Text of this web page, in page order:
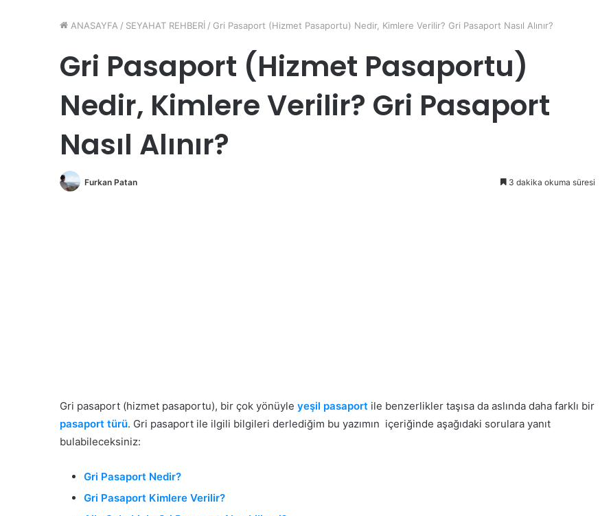
ANASAYFA / SEYAHAT REHBERİ / Gri Pasaport (Hizmet Pasaportu) Nedir, Kimlere Verilir? Gri Pasaport Nasıl Alınır?
Gri Pasaport (Hizmet Pasaportu)
Nedir, Kimlere Verilir? Gri Pasaport
Nasıl Alınır?
Furkan Patan 3 dakika okuma süresi
Gri pasaport (hizmet pasaportu), bir çok yönüyle yeşil pasaport ile benzerlikler taşısa da aslında daha farklı bir
pasaport türü. Gri pasaport ile ilgili bilgileri derlediğim bu yazımın içeriğinde aşağıdaki sorulara yanıt
bulabileceksiniz:
Gri Pasaport Nedir?
Gri Pasaport Kimlere Verilir?